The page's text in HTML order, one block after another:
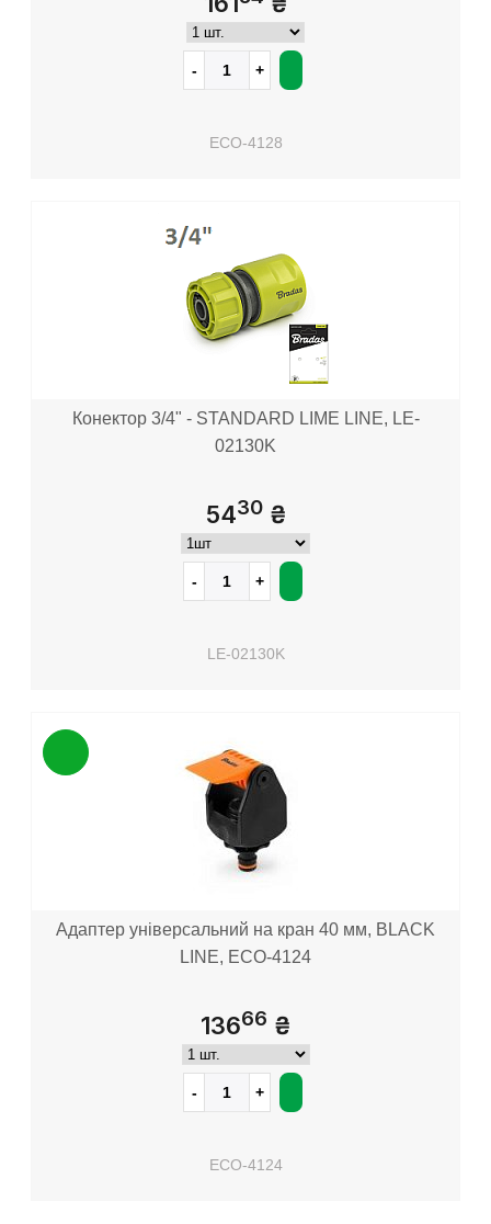
ECO-4128
Конектор 3/4" - STANDARD LIME LINE, LE-
02130K
5430₴
LE-02130K
Адаптер універсальний на кран 40 мм, BLACK
LINE, ECO-4124
13666 ₴
ECO-4124